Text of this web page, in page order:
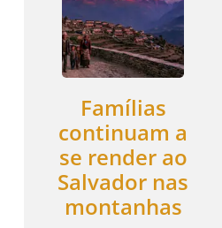
Famílias
continuam a
se render ao
Salvador nas
montanhas